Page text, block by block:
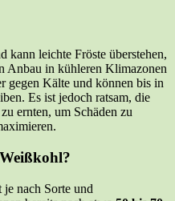
kann leichte Fröste überstehen,
Anbau in kühleren Klimazonen
gegen Kälte und können bis in
Es ist jedoch ratsam, die
ernten, um Schäden zu
nach Sorte und